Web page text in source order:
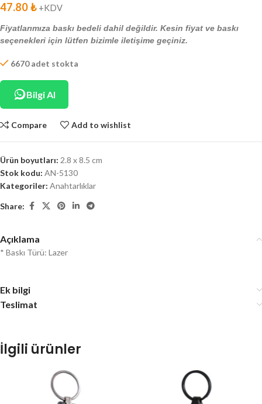
47.80₺ +KDV
Fiyatlarımıza baskı bedeli dahil değildir. Kesin fiyat ve baskı
seçenekleri için lütfen bizimle iletişime geçiniz.
6670 adet stokta
Bilgi Al
Compare Add to wishlist
Ürün boyutları: 2.8 x 8.5 cm
Stok kodu: AN-5130
Kategoriler: Anahtarlıklar
Share:
Açıklama
* Baskı Türü: Lazer
Ek bilgi
Teslimat
İlgili ürünler